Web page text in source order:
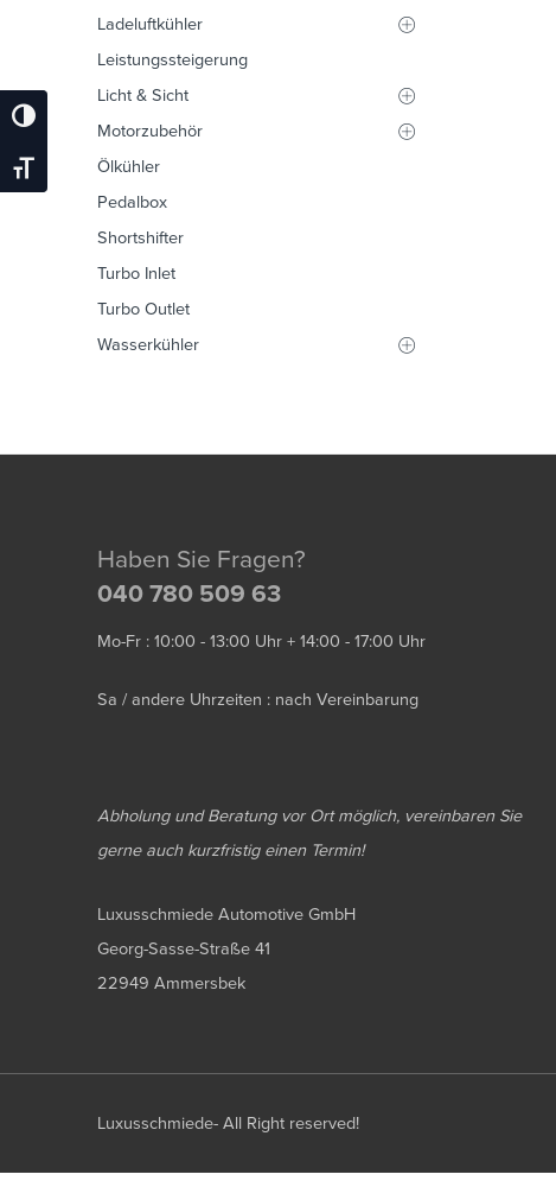
Umschalten Auf Hohe Kontraste
Schrift Vergrößern
Ladeluftkühler
Leistungssteigerung
Licht & Sicht
Motorzubehör
Ölkühler
Pedalbox
Shortshifter
Turbo Inlet
Turbo Outlet
Wasserkühler
Haben Sie Fragen?
040 780 509 63
Mo-Fr : 10:00 - 13:00 Uhr + 14:00 - 17:00 Uhr
Sa / andere Uhrzeiten : nach Vereinbarung
Abholung und Beratung vor Ort möglich, vereinbaren Sie
gerne auch kurzfristig einen Termin!
Luxusschmiede Automotive GmbH
Georg-Sasse-Straße 41
22949 Ammersbek
Luxusschmiede- All Right reserved!